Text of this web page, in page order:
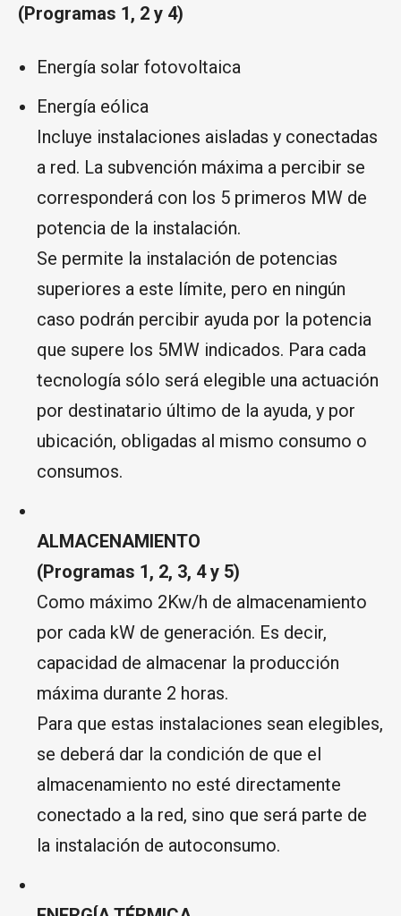
(Programas 1, 2 y 4)
Energía solar fotovoltaica
Energía eólica
Incluye instalaciones aisladas y conectadas
a red. La subvención máxima a percibir se
corresponderá con los 5 primeros MW de
potencia de la instalación.
Se permite la instalación de potencias
superiores a este límite, pero en ningún
caso podrán percibir ayuda por la potencia
que supere los 5MW indicados. Para cada
tecnología sólo será elegible una actuación
por destinatario último de la ayuda, y por
ubicación, obligadas al mismo consumo o
consumos.
ALMACENAMIENTO
(Programas 1, 2, 3, 4 y 5)
Como máximo 2Kw/h de almacenamiento
por cada kW de generación. Es decir,
capacidad de almacenar la producción
máxima durante 2 horas.
Para que estas instalaciones sean elegibles,
se deberá dar la condición de que el
almacenamiento no esté directamente
conectado a la red, sino que será parte de
la instalación de autoconsumo.